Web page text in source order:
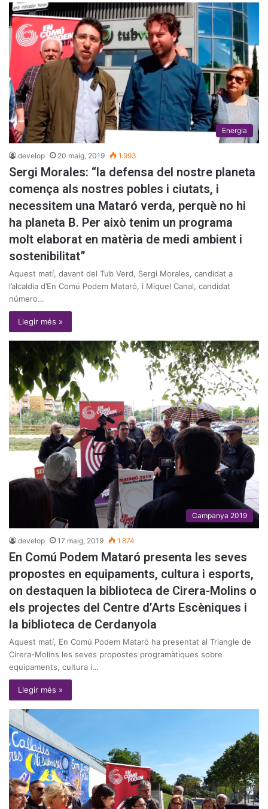
Energia
develop 20 maig, 2019 1.993
Sergi Morales: “la defensa del nostre planeta
comença als nostres pobles i ciutats, i
necessitem una Mataró verda, perquè no hi
ha planeta B. Per això tenim un programa
molt elaborat en matèria de medi ambient i
sostenibilitat”
Aquest matí, davant del Tub Verd, Sergi Morales, candidat a
l’alcaldia d’En Comú Podem Mataró, i Miquel Canal, candidat
número…
Llegir més »
Campanya 2019
develop 17 maig, 2019 1.874
En Comú Podem Mataró presenta les seves
propostes en equipaments, cultura i esports,
on destaquen la biblioteca de Cirera-Molins o
els projectes del Centre d’Arts Escèniques i
la biblioteca de Cerdanyola
Aquest matí, En Comú Podem Mataró ha presentat al Triangle de
Cirera-Molins les seves propostes programàtiques sobre
equipaments, cultura i…
Llegir més »